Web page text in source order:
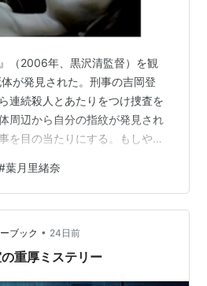
像のカリスマ-黒沢清映画史』
』
はおそろしい』
清の映画術』
のカリスマ・増補改訂版』
い話』
映画のもっとこわい話』
（2006年、黒沢清監督）を観
が発見された。刑事の吉岡登
連続殺人とあたりをつけ捜査を
周辺から自分の指紋が発見され
を目の当たりにする。もしや、
男の周辺に、やがて赤い服を着
奈）が現れる…。 「笑いとは緊
桂枝雀師匠の言葉を思い出し
である。そういうギリギリの線
いてきよる。追い詰めた役所広
葉月里緒奈
ブック • 24日前
重厚ミステリー